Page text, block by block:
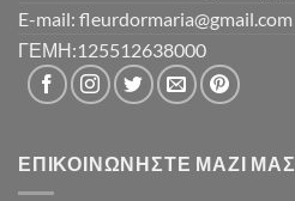
E-mail: fleurdormaria@gmail.com
ΓΕΜΗ:125512638000
ΕΠΙΚΟΙΝΩΝΉΣΤΕ ΜΑΖΊ ΜΑΣ